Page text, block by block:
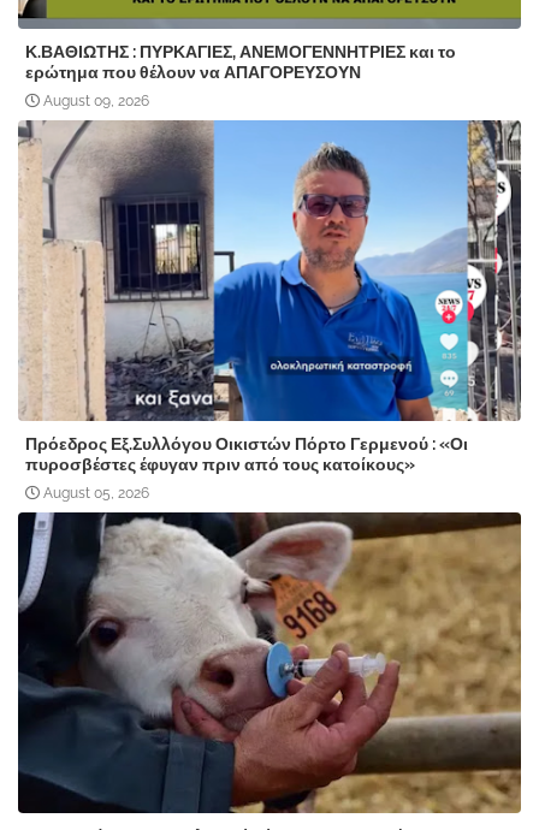
Κ.ΒΑΘΙΩΤΗΣ : ΠΥΡΚΑΓΙΕΣ, ΑΝΕΜΟΓΕΝΝΗΤΡΙΕΣ και το
ερώτημα που θέλουν να ΑΠΑΓΟΡΕΥΣΟΥΝ
August 09, 2026
Πρόεδρος Εξ.Συλλόγου Οικιστών Πόρτο Γερμενού : «Οι
πυροσβέστες έφυγαν πριν από τους κατοίκους»
August 05, 2026